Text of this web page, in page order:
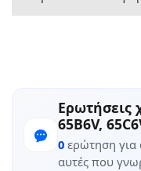
Ερωτήσεις
65B6V,
0 ερώτηση για
αυτές που